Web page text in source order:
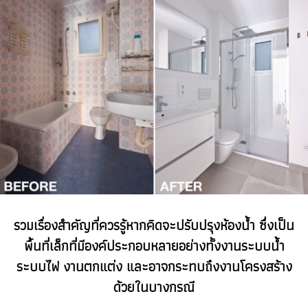
รวมเรื่องสำคัญที่ควรรู้หากคิดจะปรับปรุงห้องน้ำ ซึ่งเป็น
พื้นที่เล็กที่มีองค์ประกอบหลายอย่างทั้งงานระบบน้ำ
ระบบไฟ งานตกแต่ง และอาจกระทบถึงงานโครงสร้าง
ด้วยในบางกรณี